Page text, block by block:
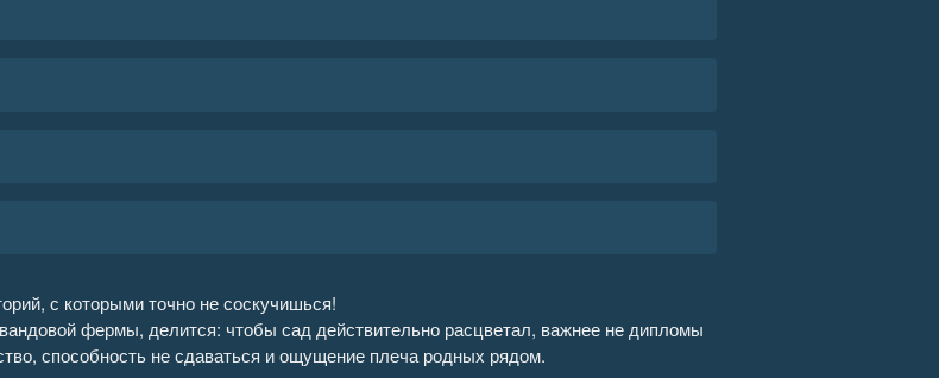
05:36
Страсти по лаванде. Пронизанные оптимизмом истории о лавандовой ферме, поехавшей крыше и больших мечтах о семейном счастье 17
с которыми точно не соскучишься!
фермы, делится: чтобы сад действительно расцветал, важнее не дипломы
способность не сдаваться и ощущение плеча родных рядом.